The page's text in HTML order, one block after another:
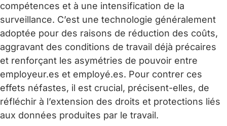
compétences et à une intensification de la
surveillance. C’est une technologie généralement
adoptée pour des raisons de réduction des coûts,
aggravant des conditions de travail déjà précaires
et renforçant les asymétries de pouvoir entre
employeur.es et employé.es. Pour contrer ces
effets néfastes, il est crucial, précisent-elles, de
réfléchir à l’extension des droits et protections liés
aux données produites par le travail.